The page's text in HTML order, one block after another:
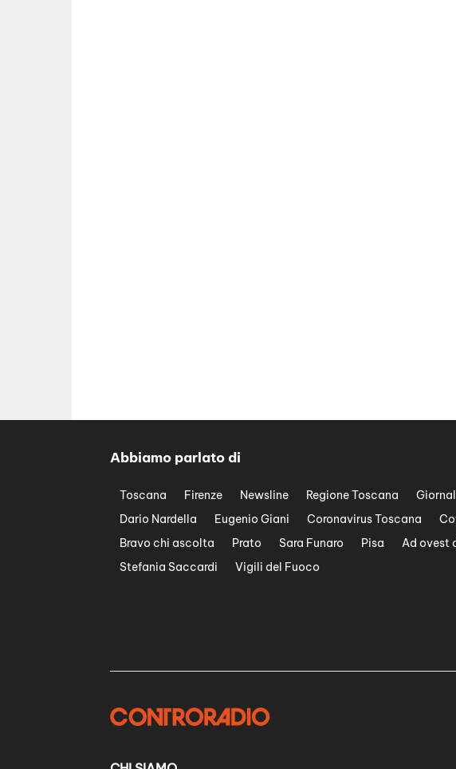
Abbiamo parlato di
Toscana Firenze Newsline Regione Toscana
Dario Nardella
Eugenio Giani Coronavirus Toscana
Bravo chi ascolta
Prato Sara Funaro Pisa Ad ovest
Stefania Saccardi
Vigili del Fuoco